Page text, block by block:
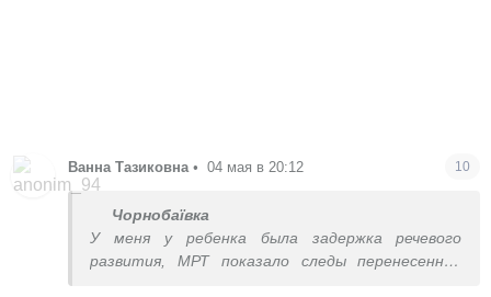
Ванна Тазиковна • 04 мая в 20:12 10
Чорнобаївка
У меня у ребенка была задержка речевого
развития, МРТ показало следы перенесенной